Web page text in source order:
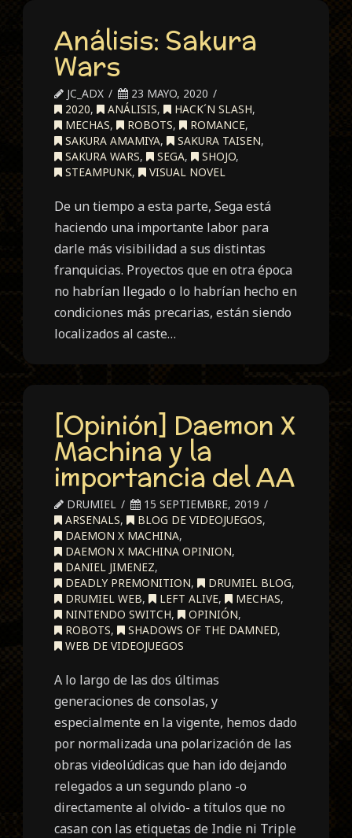
Análisis: Sakura
Wars
JC_ADX
23 MAYO, 2020
2020, ANÁLISIS, HACK´N SLASH,
MECHAS, ROBOTS, ROMANCE,
SAKURA AMAMIYA, SAKURA TAISEN,
SAKURA WARS, SEGA, SHOJO,
STEAMPUNK, VISUAL NOVEL
De un tiempo a esta parte, Sega está
haciendo una importante labor para
darle más visibilidad a sus distintas
franquicias. Proyectos que en otra época
no habrían llegado o lo habrían hecho en
condiciones más precarias, están siendo
localizados al caste…
[Opinión] Daemon X
Machina y la
importancia del AA
DRUMIEL
15 SEPTIEMBRE, 2019
ARSENALS, BLOG DE VIDEOJUEGOS,
DAEMON X MACHINA,
DAEMON X MACHINA OPINION,
DANIEL JIMENEZ,
DEADLY PREMONITION, DRUMIEL BLOG,
DRUMIEL WEB, LEFT ALIVE, MECHAS,
NINTENDO SWITCH, OPINIÓN,
ROBOTS, SHADOWS OF THE DAMNED,
WEB DE VIDEOJUEGOS
A lo largo de las dos últimas
generaciones de consolas, y
especialmente en la vigente, hemos dado
por normalizada una polarización de las
obras videolúdicas que han ido dejando
relegados a un segundo plano -o
directamente al olvido- a títulos que no
casan con las etiquetas de Indie ni Triple